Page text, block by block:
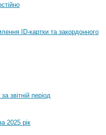
ID-картки та закордонного
звітній період
2025 рік